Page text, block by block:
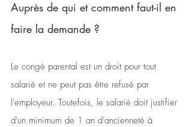
Auprès de qui et comment faut-il en
faire la demande ?
Le congé parental est un droit pour tout
salarié et ne peut pas être refusé par
l'employeur. Toutefois, le salarié doit justifier
d'un minimum de 1 an d'ancienneté à